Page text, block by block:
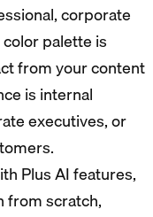
corporate
palette is
from your content
is internal
executives, or
Plus AI features,
from scratch,